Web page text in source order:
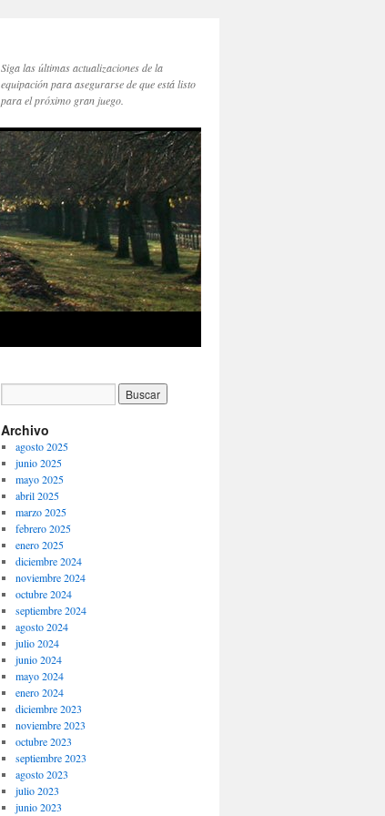
Siga las últimas actualizaciones de la
equipación para asegurarse de que está listo
para el próximo gran juego.
Archivo
agosto 2025
junio 2025
mayo 2025
abril 2025
marzo 2025
febrero 2025
enero 2025
diciembre 2024
noviembre 2024
octubre 2024
septiembre 2024
agosto 2024
julio 2024
junio 2024
mayo 2024
enero 2024
diciembre 2023
noviembre 2023
octubre 2023
septiembre 2023
agosto 2023
julio 2023
junio 2023